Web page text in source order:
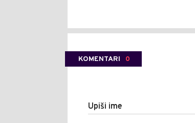
KOMENTARI 0
Upiši ime